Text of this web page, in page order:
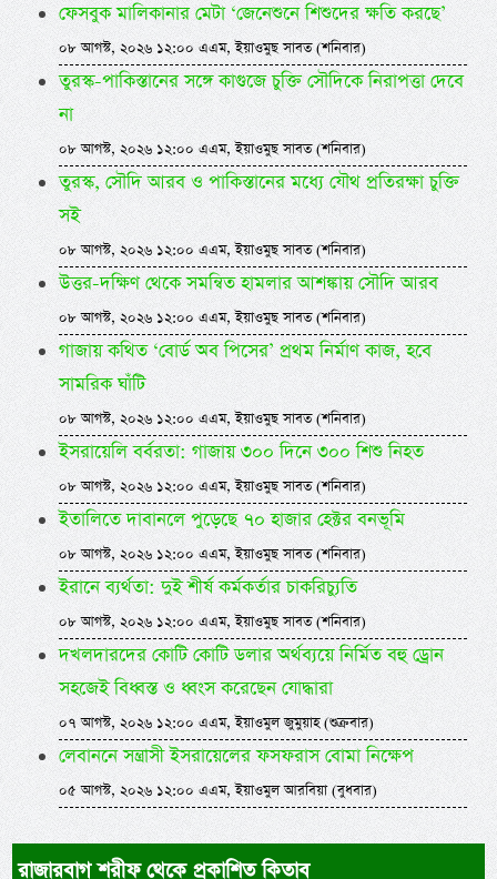
ফেসবুক মালিকানার মেটা ‘জেনেশুনে শিশুদের ক্ষতি করছে’
০৮ আগস্ট, ২০২৬ ১২:০০ এএম, ইয়াওমুছ সাবত (শনিবার)
তুরস্ক-পাকিস্তানের সঙ্গে কাগুজে চুক্তি সৌদিকে নিরাপত্তা দেবে
না
০৮ আগস্ট, ২০২৬ ১২:০০ এএম, ইয়াওমুছ সাবত (শনিবার)
তুরস্ক, সৌদি আরব ও পাকিস্তানের মধ্যে যৌথ প্রতিরক্ষা চুক্তি
সই
০৮ আগস্ট, ২০২৬ ১২:০০ এএম, ইয়াওমুছ সাবত (শনিবার)
উত্তর-দক্ষিণ থেকে সমন্বিত হামলার আশঙ্কায় সৌদি আরব
০৮ আগস্ট, ২০২৬ ১২:০০ এএম, ইয়াওমুছ সাবত (শনিবার)
গাজায় কথিত ‘বোর্ড অব পিসের’ প্রথম নির্মাণ কাজ, হবে
সামরিক ঘাঁটি
০৮ আগস্ট, ২০২৬ ১২:০০ এএম, ইয়াওমুছ সাবত (শনিবার)
ইসরায়েলি বর্বরতা: গাজায় ৩০০ দিনে ৩০০ শিশু নিহত
০৮ আগস্ট, ২০২৬ ১২:০০ এএম, ইয়াওমুছ সাবত (শনিবার)
ইতালিতে দাবানলে পুড়েছে ৭০ হাজার হেক্টর বনভূমি
০৮ আগস্ট, ২০২৬ ১২:০০ এএম, ইয়াওমুছ সাবত (শনিবার)
ইরানে ব্যর্থতা: দুই শীর্ষ কর্মকর্তার চাকরিচ্যুতি
০৮ আগস্ট, ২০২৬ ১২:০০ এএম, ইয়াওমুছ সাবত (শনিবার)
দখলদারদের কোটি কোটি ডলার অর্থব্যয়ে নির্মিত বহু ড্রোন
সহজেই বিধ্বস্ত ও ধ্বংস করেছেন যোদ্ধারা
০৭ আগস্ট, ২০২৬ ১২:০০ এএম, ইয়াওমুল জুমুয়াহ (শুক্রবার)
লেবাননে সন্ত্রাসী ইসরায়েলের ফসফরাস বোমা নিক্ষেপ
০৫ আগস্ট, ২০২৬ ১২:০০ এএম, ইয়াওমুল আরবিয়া (বুধবার)
রাজারবাগ শরীফ থেকে প্রকাশিত কিতাব